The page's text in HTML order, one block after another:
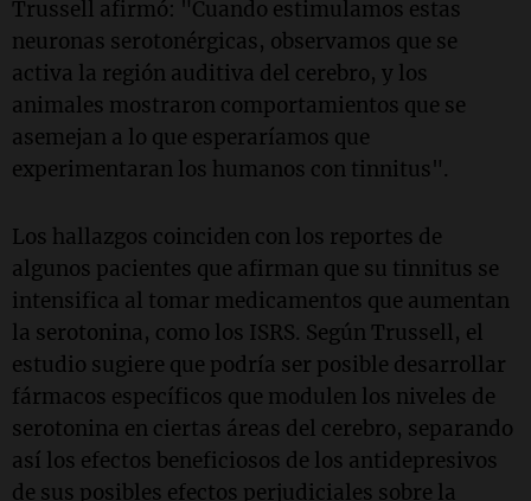
Trussell afirmó: "Cuando estimulamos estas
neuronas serotonérgicas, observamos que se
activa la región auditiva del cerebro, y los
animales mostraron comportamientos que se
asemejan a lo que esperaríamos que
experimentaran los humanos con tinnitus".
Los hallazgos coinciden con los reportes de
algunos pacientes que afirman que su tinnitus se
intensifica al tomar medicamentos que aumentan
la serotonina, como los ISRS. Según Trussell, el
estudio sugiere que podría ser posible desarrollar
fármacos específicos que modulen los niveles de
serotonina en ciertas áreas del cerebro, separando
así los efectos beneficiosos de los antidepresivos
de sus posibles efectos perjudiciales sobre la